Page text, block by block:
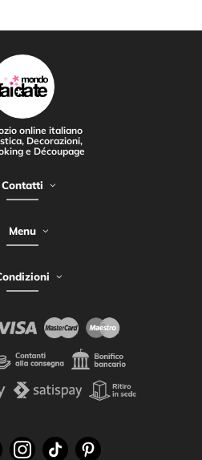
online italiano
Decorazioni,
e Découpage
Contatti
Menu